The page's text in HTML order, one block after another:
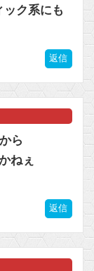
ック系にも
返信
ら
ねぇ
返信